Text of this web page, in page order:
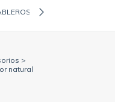
>
natural